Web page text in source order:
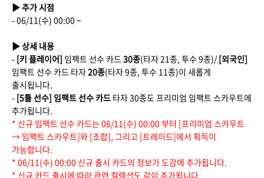
▶ 추가 시점
- 06/11(수) 00:00 ~
▶ 상세 내용
- [키 플레이어] 임팩트 선수 카드 30종(타자 21종, 투수 9종)/ [외국인]
임팩트 선수 카드 타자20종(타자 9종, 투수 11종)이 새롭게
출시됩니다.
- [5툴 선수] 임팩트 선수 카드 타자 30종도 프리미엄 임팩트 스카우트에
추가됩니다.
* 신규 임팩트 선수 카드는 06/11(수) 00:00 부터 [프리미엄 스카우트
→ 임팩트 스카우트]와 [조합], 그리고 [트레이드]에서 획득이
가능합니다.
* 06/11(수) 00:00 신규 출시 카드의 정보가 도감에 추가됩니다.
* 신규 카드 출시에 따라 관련 컬렉션도 같이 추가됩니다.